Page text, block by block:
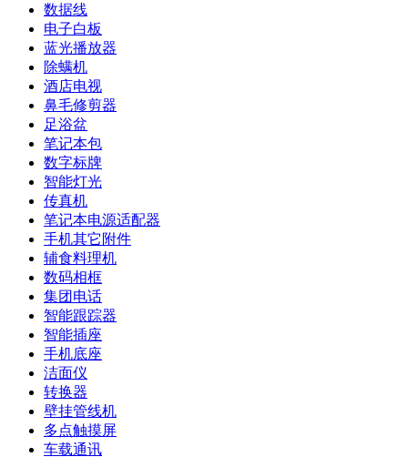
数据线
电子白板
蓝光播放器
除螨机
酒店电视
鼻毛修剪器
足浴盆
笔记本包
数字标牌
智能灯光
传真机
笔记本电源适配器
手机其它附件
辅食料理机
数码相框
集团电话
智能跟踪器
智能插座
手机底座
洁面仪
转换器
壁挂管线机
多点触摸屏
车载通讯